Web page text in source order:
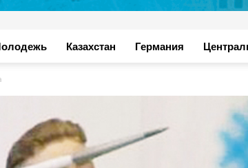
Казахстан Германия